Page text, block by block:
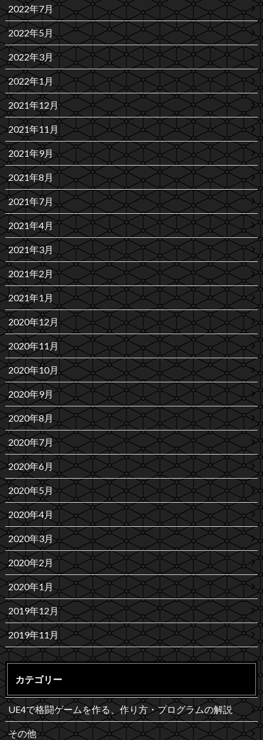
2022年7月
2022年5月
2022年3月
2022年1月
2021年12月
2021年11月
2021年9月
2021年8月
2021年7月
2021年4月
2021年3月
2021年2月
2021年1月
2020年12月
2020年11月
2020年10月
2020年9月
2020年8月
2020年7月
2020年6月
2020年5月
2020年4月
2020年3月
2020年2月
2020年1月
2019年12月
2019年11月
カテゴリー
UE4で格闘ゲームを作る、作り方・プログラムの解説
その他